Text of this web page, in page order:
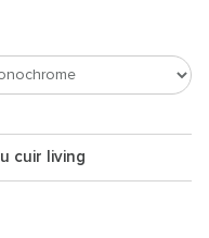
cuir living